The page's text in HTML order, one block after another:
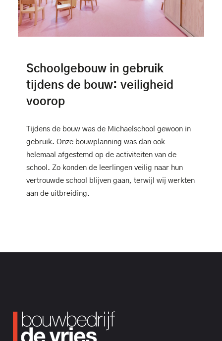
Schoolgebouw in gebruik
tijdens de bouw: veiligheid
voorop
Tijdens de bouw was de Michaelschool gewoon in
gebruik. Onze bouwplanning was dan ook
helemaal afgestemd op de activiteiten van de
school. Zo konden de leerlingen veilig naar hun
vertrouwde school blijven gaan, terwijl wij werkten
aan de uitbreiding.